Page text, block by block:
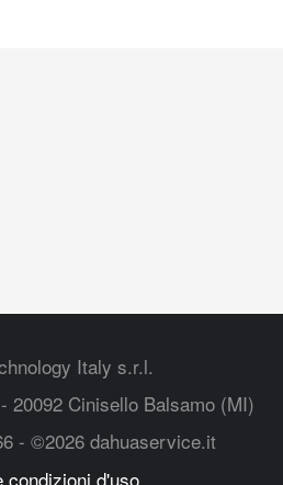
Italy s.r.l.
20092 Cinisello Balsamo (MI)
- ©2026 dahuaservice.it
condizioni d'uso